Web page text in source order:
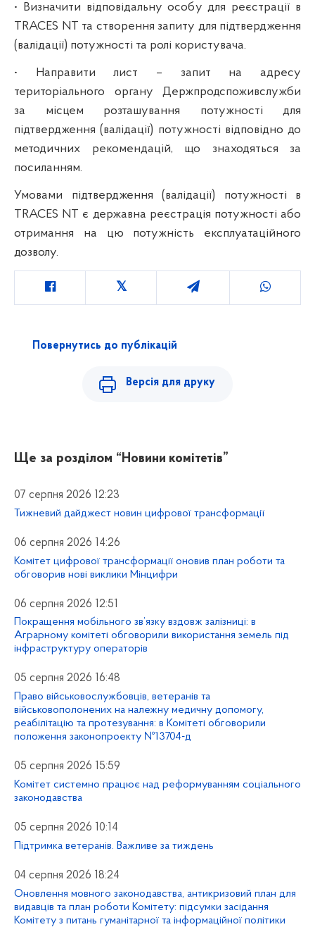
• Визначити відповідальну особу для реєстрації в
TRACES NT та створення запиту для підтвердження
(валідації) потужності та ролі користувача.
• Направити лист – запит на адресу
територіального органу Держпродспоживслужби
за місцем розташування потужності для
підтвердження (валідації) потужності відповідно до
методичних рекомендацій, що знаходяться за
посиланням.
Умовами підтвердження (валідації) потужності в
TRACES NT є державна реєстрація потужності або
отримання на цю потужність експлуатаційного
дозволу.
Повернутись до публікацій
Версія для друку
Ще за розділом “Новини комітетів”
07 серпня 2026 12:23
Тижневий дайджест новин цифрової трансформації
06 серпня 2026 14:26
Комітет цифрової трансформації оновив план роботи та
обговорив нові виклики Мінцифри
06 серпня 2026 12:51
Покращення мобільного зв’язку вздовж залізниці: в
Аграрному комітеті обговорили використання земель під
інфраструктуру операторів
05 серпня 2026 16:48
Право військовослужбовців, ветеранів та
військовополонених на належну медичну допомогу,
реабілітацію та протезування: в Комітеті обговорили
положення законопроекту №13704-д
05 серпня 2026 15:59
Комітет системно працює над реформуванням соціального
законодавства
05 серпня 2026 10:14
Підтримка ветеранів. Важливе за тиждень
04 серпня 2026 18:24
Оновлення мовного законодавства, антикризовий план для
видавців та план роботи Комітету: підсумки засідання
Комітету з питань гуманітарної та інформаційної політики